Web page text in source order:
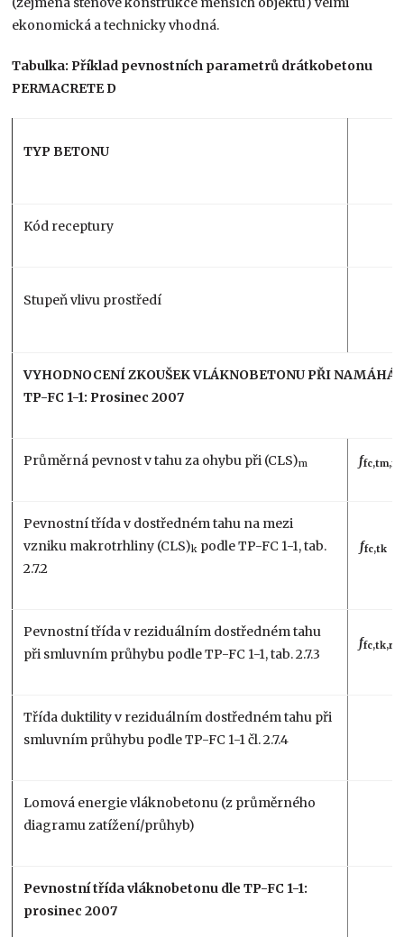
ekonomická a technicky vhodná.
Tabulka: Příklad pevnostních parametrů drátkobetonu
PERMACRETE D
TYP BETONU
Kód receptury
Stupeň vlivu prostředí
VYHODNOCENÍ ZKOUŠEK VLÁKNOBETONU PŘI
TP-FC 1-1: Prosinec 2007
Průměrná pevnost v tahu za ohybu při (CLS)m ffc,tm,fl
Pevnostní třída v dostředném tahu na mezi
vzniku makrotrhliny (CLS)k podle TP-FC 1-1, tab.
2.7.2
ffc,tk
Pevnostní třída v reziduálním dostředném tahu
při smluvním průhybu podle TP-FC 1-1, tab. 2.7.3
f
Třída duktility v reziduálním dostředném tahu při
smluvním průhybu podle TP-FC 1-1 čl. 2.7.4
Lomová energie vláknobetonu (z průměrného
diagramu zatížení/průhyb)
Pevnostní třída vláknobetonu dle TP-FC 1-1:
prosinec 2007